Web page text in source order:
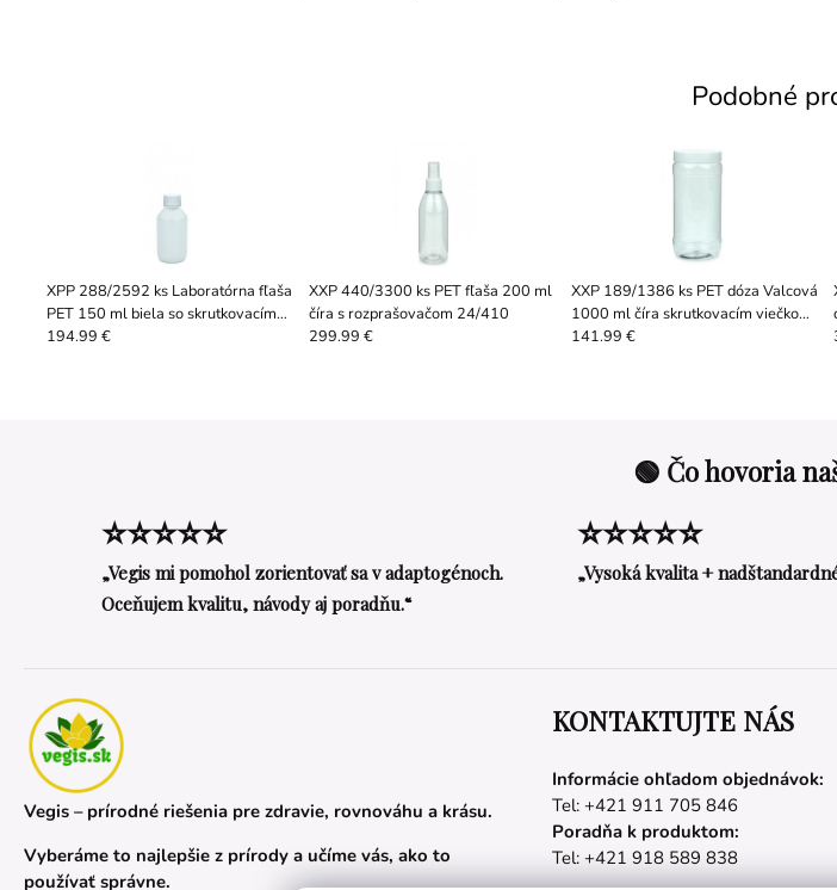
Podobné
XPP 288/2592 ks Laboratórna fľaša
PET 150 ml biela so skrutkovacím
viečkom 28 ROPP
194.99 €
XXP 440/3300 ks PET fľaša 200 ml
číra s rozprašovačom 24/410
299.99 €
XXP 189/1386 ks PET dóza Valcová
1000 ml číra skrutkovacím viečkom
biela, hrdlo 82 RTS
141.99 €
🟢 Čo hovoria
⭐⭐⭐⭐⭐
„Vegis mi pomohol zorientovať sa v adaptogénoch.
Oceňujem kvalitu, návody aj poradňu.“
⭐⭐⭐⭐⭐
„Vysoká kvalita +
Vegis – prírodné riešenia pre zdravie, rovnováhu a krásu.
Vyberáme to najlepšie z prírody a učíme vás, ako to
používať správne.
KONTAKTUJTE NÁS
Informácie ohľadom objednávok:
Tel: +421 911 705 846
Poradňa k produktom:
Tel: +421 918 589 838